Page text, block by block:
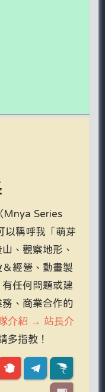
Mnya Series
以稱呼我「萌芽
、觀察地形、
經營、動畫製
任何問題或建
、商業合作的
介紹 → 站長介
多指教！